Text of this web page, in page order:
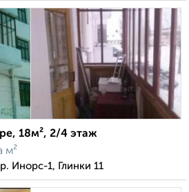
18м², 2/4 этаж
м²
Инорс-1, Глинки 11